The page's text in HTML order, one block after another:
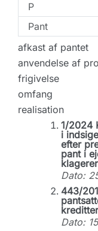
P
Pant
afkast af pantet
anvendelse af
frigivelse
omfang
realisation
1/2024
i
efter
pant i
Dato:
443/
Dato: